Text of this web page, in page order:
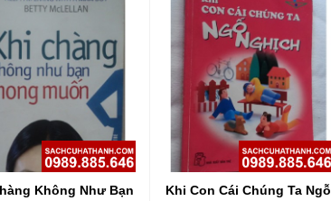
Không Như Bạn
Khi Con Cái Chúng Ta Ngỗ